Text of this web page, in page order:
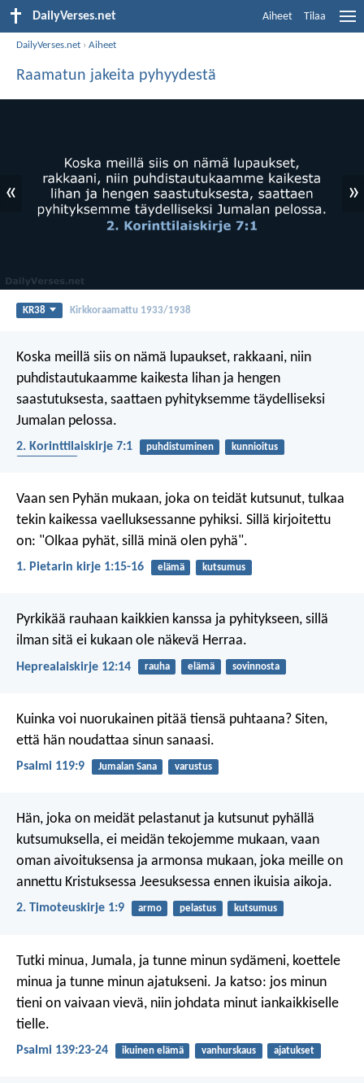
DailyVerses.net Aiheet Tilaa
DailyVerses.net ›Aiheet
Raamatun jakeita pyhyydestä
« »
KR38 Kirkkoraamattu 1933/1938
Koska meillä siis on nämä lupaukset, rakkaani, niin
puhdistautukaamme kaikesta lihan ja hengen
saastutuksesta, saattaen pyhityksemme täydelliseksi
Jumalan pelossa.
2. Korinttilaiskirje 7:1 puhdistuminen
kunnioitus
Vaan sen Pyhän mukaan, joka on teidät kutsunut, tulkaa
tekin kaikessa vaelluksessanne pyhiksi. Sillä kirjoitettu
on: "Olkaa pyhät, sillä minä olen pyhä".
1. Pietarin kirje 1:15-16 elämä kutsumus
Pyrkikää rauhaan kaikkien kanssa ja pyhitykseen, sillä
ilman sitä ei kukaan ole näkevä Herraa.
Heprealaiskirje 12:14 rauha elämä sovinnosta
Kuinka voi nuorukainen pitää tiensä puhtaana? Siten,
että hän noudattaa sinun sanaasi.
Psalmi 119:9 Jumalan Sana varustus
Hän, joka on meidät pelastanut ja kutsunut pyhällä
kutsumuksella, ei meidän tekojemme mukaan, vaan
oman aivoituksensa ja armonsa mukaan, joka meille on
annettu Kristuksessa Jeesuksessa ennen ikuisia aikoja.
2. Timoteuskirje 1:9 armo pelastus kutsumus
Tutki minua, Jumala, ja tunne minun sydämeni, koettele
minua ja tunne minun ajatukseni. Ja katso: jos minun
tieni on vaivaan vievä, niin johdata minut iankaikkiselle
tielle.
Psalmi 139:23-24 ikuinen elämä vanhurskaus ajatukset